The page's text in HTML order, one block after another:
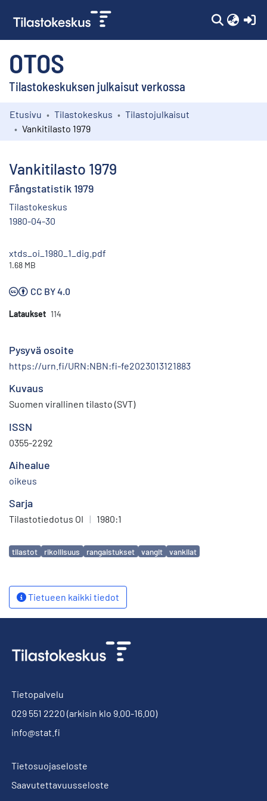
OTOS
Tilastokeskuksen julkaisut verkossa
Kokoelmat
Etusivu Tilastokeskus
Tilastojulkaisut
Vankitilasto 1979
Vankitilasto 1979
Fångstatistik 1979
Tilastokeskus
1980-04-30
xtds_oi_1980_1_dig.pdf
1.68 MB
CC BY 4.0
Lataukset 114
Pysyvä osoite
https://urn.fi/URN:NBN:fi-fe2023013121883
Kuvaus
Suomen virallinen tilasto (SVT)
ISSN
0355-2292
Aihealue
oikeus
Sarja
Tilastotiedotus OI | 1980:1
Avainsanat
tilastot rikollisuus rangaistukset vangit vankilat
Tietueen kaikki tiedot
Tietopalvelu
029 551 2220 (arkisin klo 9.00-16.00)
info@stat.fi
Tietosuojaseloste
Saavutettavuusseloste